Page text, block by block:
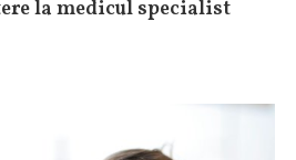
la medicul specialist